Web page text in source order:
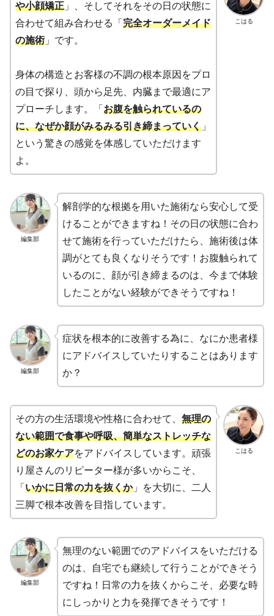
こはる
や小顔矯正 」、そしてそれをその日の状態に
合わせて組み合わせる「 完全オーダーメイド
の施術 」です。
身体の構造とお客様の不調の根本原因をプロ
の目で探り、頭から足先、内臓まで最適にア
プローチします。「 お腹を触られているの
に、なぜか顔がみるみる引き締まっていく 」
という驚きの感覚を体感していただけます
よ。
編集部
解剖学的な根拠を用いた施術なら安心して受
けることができますね！その日の状態に合わ
せて施術を行っていただけたら、施術後は体
調がとても良くなりそうです！お腹触られて
いるのに、顔が引き締まるのは、今まで体験
したことがない経験ができそうですね！
編集部
症状を根本的に改善する為に、なにか患者様
にアドバイスしていたりすることはあります
か？
こはる
その方の生活環境や性格に合わせて、 無理の
ない範囲で食事や呼吸、簡単なストレッチな
どのお家ケアをアドバイスしています。頑張
り屋さんのリピーター様が多いからこそ、
「 いかに日常の力を抜くか」を大切に、二人
三脚で根本改善を目指しています。
編集部
無理のない範囲でのアドバイスをいただける
のは、自宅でも継続して行うことができそう
ですね！日常の力を抜くからこそ、必要な時
にしっかりと力を発揮できそうです！